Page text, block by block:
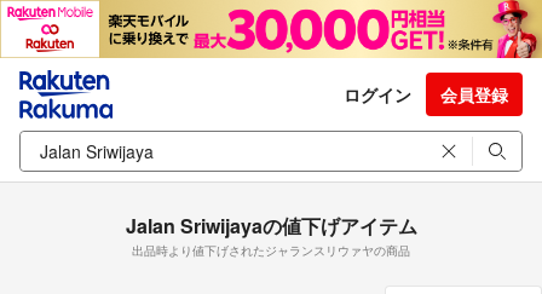
ログイン 会員登録
Jalan Sriwijayaの値下げアイテム
出品時より値下げされたジャランスリウァヤの商品